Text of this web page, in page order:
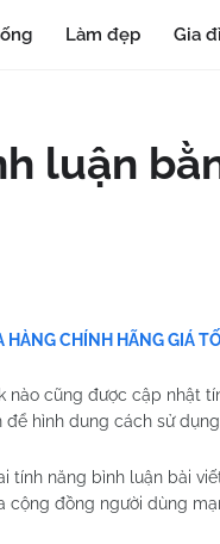
Làm đẹp Gia
luận
HÀNG CHÍNH HÃNG GIÁ
nào cũng được cập nhật
hình dung cách sử
tính năng bình luận bài
cộng đồng người dùng